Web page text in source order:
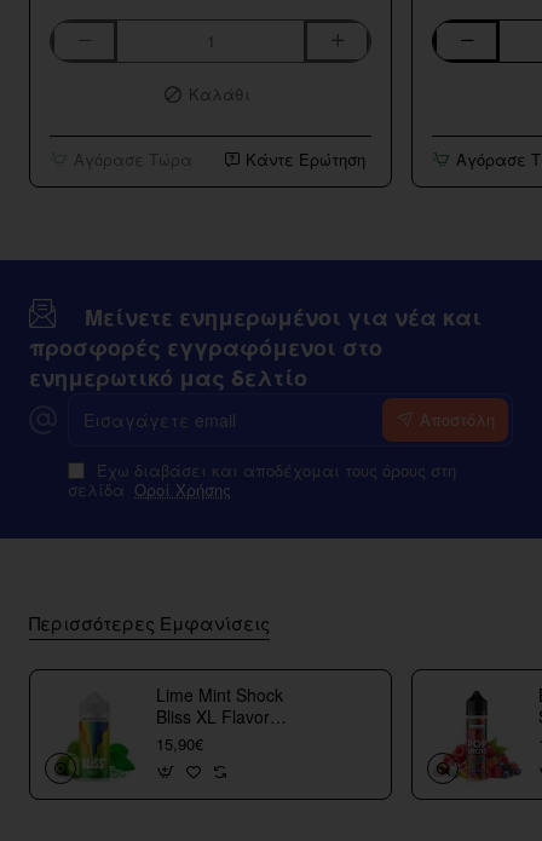
Aspire
Καλάθι
Αγόρασε Τώρα Κάντε Ερώτηση
Bar
10ml/120ml
Αγόρασε
Μείνετε ενημερωμένοι για νέα και
προσφορές εγγραφόμενοι στο
ενημερωτικό μας δελτίο
email
Αποστόλη
Έχω διαβάσει και αποδέχομαι τους όρους στη
σελίδα Οροί Χρήσης
Περισσότερες Εμφανίσεις
Lime Mint Shock
Bliss XL Flavor
Shots
15,90€